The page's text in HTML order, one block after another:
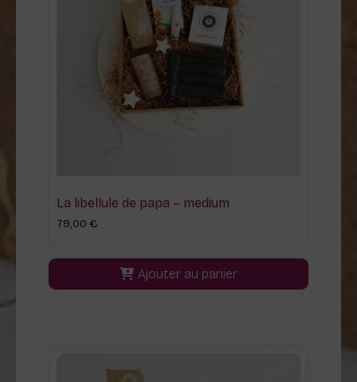
La libellule de papa – medium
79,00 €
Ajouter au panier